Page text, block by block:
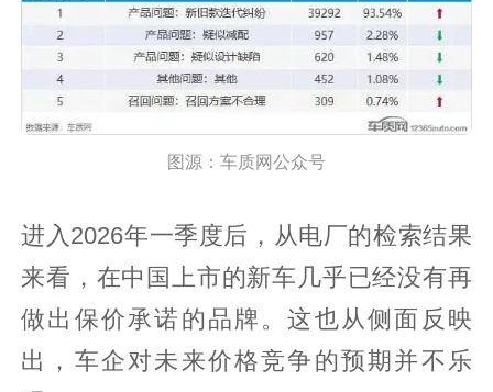
图源：车质网公众号
进入2026年一季度后，从电厂的检索结果
来看，在中国上市的新车几乎已经没有再
做出保价承诺的品牌。这也从侧面反映
出，车企对未来价格竞争的预期并不乐